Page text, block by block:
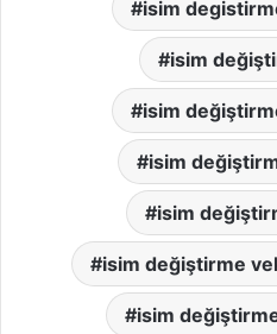
isim
isim
isim
isim
isim
isim değiştirme
isim